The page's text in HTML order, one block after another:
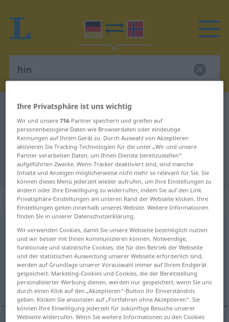
Deutsch-Norwegisch Wörterbuch
Deutsch-Norwegisch Übersetzung
für "hin"
"hin" Norwegisch Übersetzung
„hin“
hin
Übersicht aller Übersetzungen
(Für mehr Details die Übersetzung anklicken/antippen)
borte, forbi, hen
Ihre Privatsphäre ist uns wichtig
Wir und unsere716-Partner speichern und greifen auf
personenbezogene Daten wie Browserdaten oder eindeutige
Kennungen auf Ihrem Gerät zu. Durch Auswahl von Akzeptieren
aktivieren Sie Tracking-Technologien für die unter „Wir und unsere
Partner verarbeiten Daten, um Ihnen Dienste bereitzustellen“
aufgeführten Zwecke. Wenn Tracker deaktiviert sind, sind manche
Inhalte und Anzeigen möglicherweise nicht mehr so relevant für Sie. Sie
können dieses Menü jederzeit wieder aufrufen, um Ihre Einstellungen zu
ändern oder Ihre Einwilligung zu widerrufen, indem Sie auf den Link
Privatsphäre-Einstellungen am unteren Rand der Webseite klicken. Ihre
Einstellungen gelten innerhalb unseres Website. Weitere Informationen
finden Sie in unserer Datenschutzerklärung.
Wir verwenden Cookies, damit Sie unsere Webseite bestmöglich nutzen
und wir besser mit Ihnen kommunizieren können. Notwendige,
funktionale und statistische Cookies, die für den Betrieb der Webseite
und der statistischen Auswertung unserer Webseite erforderlich sind,
werden auf Grundlage unserer Vorauswahl immer auf Ihrem Endgerät
gespeichert. Marketing-Cookies und Cookies, die der Bereitstellung
personalisierter Werbung dienen, werden nur gespeichert, wenn Sie uns
durch einen Klick auf den „Akzeptieren“-Button Ihr Einverständnis
geben. Klicken Sie ansonsten auf „Fortfahren ohne Akzeptieren“. Sie
können Ihre Einwilligung jederzeit für zukünftige Besuche unserer
Webseite widerrufen. Wenn Sie weitere Informationen zu den Cookies